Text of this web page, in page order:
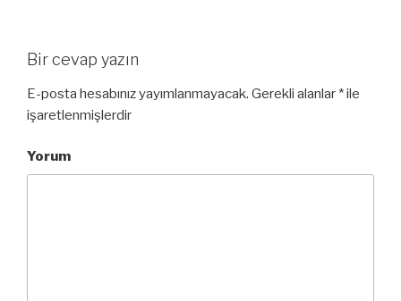
Bir cevap yazın
E-posta hesabınız yayımlanmayacak. Gerekli alanlar *ile
işaretlenmişlerdir
Yorum